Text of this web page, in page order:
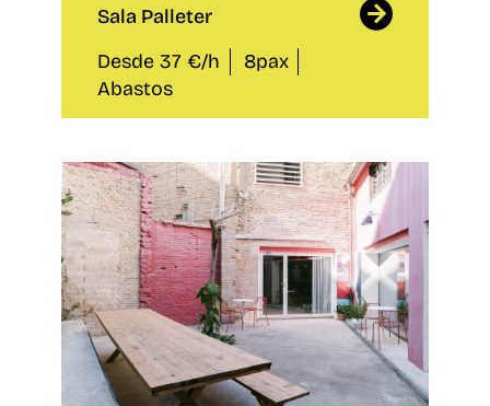
Sala Palleter
Desde 37 €/h
8pax
Abastos